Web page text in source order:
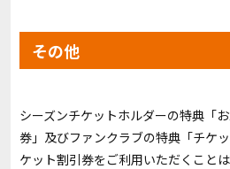
その他
シーズンチケットホルダーの特典「
券」及びファンクラブの特典「チケ
ケット割引券をご利用いただくことは